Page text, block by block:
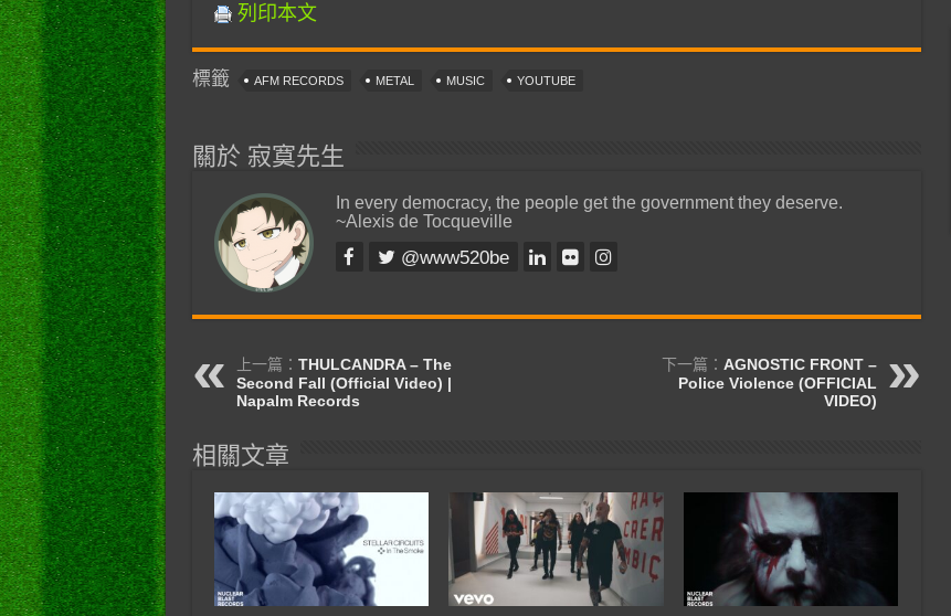
列印本文
標籤 AFM RECORDS METAL MUSIC YOUTUBE
關於 寂寞先生
In every democracy, the people get the government they deserve.
~Alexis de Tocqueville
@www520be
上一篇： THULCANDRA – The
Second Fall (Official Video) |
Napalm Records
下一篇： AGNOSTIC FRONT –
Police Violence (OFFICIAL
VIDEO)
相關文章